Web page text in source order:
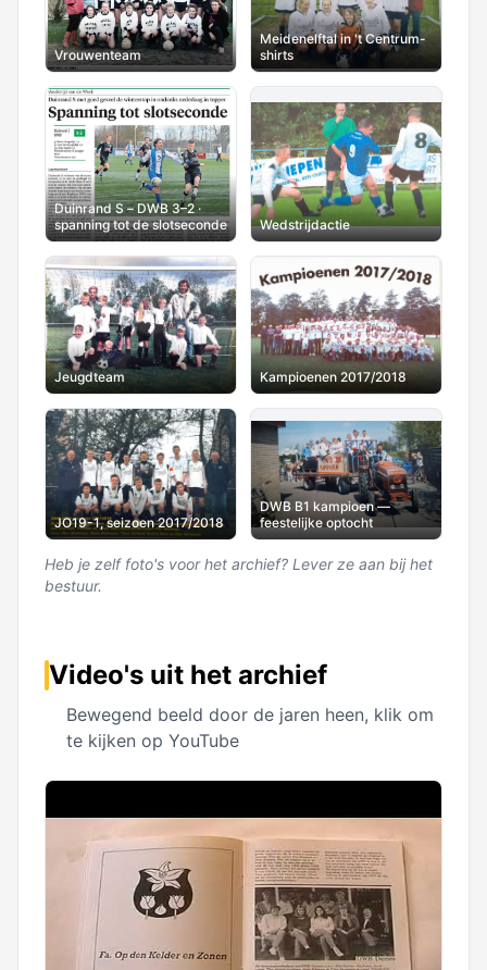
Vrouwenteam
Meidenelftal in 't Centrum-
shirts
Duinrand S – DWB 3–2 ·
spanning tot de slotseconde
Wedstrijdactie
Jeugdteam Kampioenen 2017/2018
JO19-1, seizoen 2017/2018
DWB B1 kampioen —
feestelijke optocht
Heb je zelf foto's voor het archief? Lever ze aan bij het
bestuur.
Video's uit het archief
Bewegend beeld door de jaren heen, klik om
te kijken op YouTube